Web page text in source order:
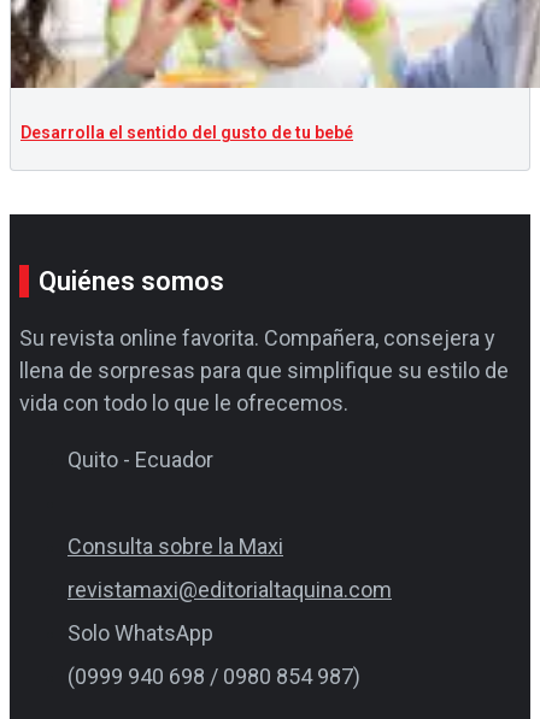
Desarrolla el sentido del gusto de tu bebé
Quiénes somos
Su revista online favorita. Compañera, consejera y
llena de sorpresas para que simplifique su estilo de
vida con todo lo que le ofrecemos.
Quito - Ecuador
Consulta sobre la Maxi
revistamaxi@editorialtaquina.com
Solo WhatsApp
(0999 940 698 / 0980 854 987)